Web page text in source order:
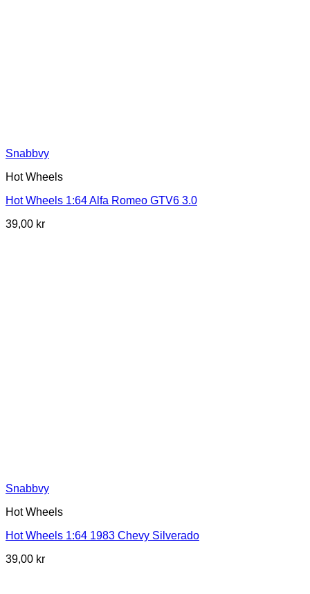
Snabbvy
Hot Wheels
Hot Wheels 1:64 Alfa Romeo GTV6 3.0
39,00 kr
Snabbvy
Hot Wheels
Hot Wheels 1:64 1983 Chevy Silverado
39,00 kr